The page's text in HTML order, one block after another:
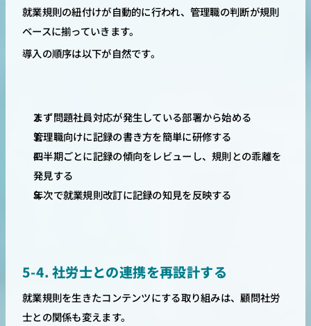
就業規則の紐付けが自動的に行われ、管理職の判断が規則
ベースに揃っていきます。
導入の順序は以下が自然です。
まず問題社員対応が発生している部署から始める
管理職向けに記録の書き方を簡単に研修する
四半期ごとに記録の傾向をレビューし、規則との乖離を
発見する
年次で就業規則改訂に記録の知見を反映する
5-4. 社労士との連携を再設計する
就業規則を生きたコンテンツにする取り組みは、顧問社労
士との関係も変えます。